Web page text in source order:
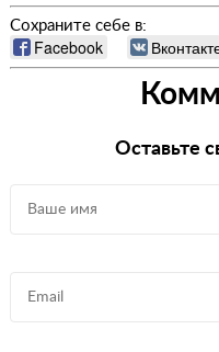
Сохраните себе в:
Facebook
Оставьте